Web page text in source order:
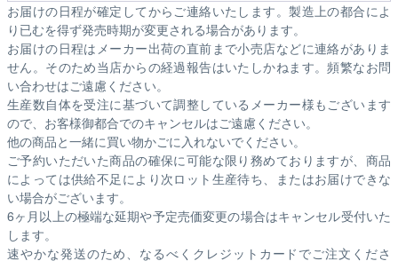
お届けの日程が確定してからご連絡いたします。製造上の都合によ
り已むを得ず発売時期が変更される場合があります。
お届けの日程はメーカー出荷の直前まで小売店などに連絡がありま
せん。そのため当店からの経過報告はいたしかねます。頻繁なお問
い合わせはご遠慮ください。
生産数自体を受注に基づいて調整しているメーカー様もございます
ので、お客様御都合でのキャンセルはご遠慮ください。
他の商品と一緒に買い物かごに入れないでください。
ご予約いただいた商品の確保に可能な限り務めておりますが、商品
によっては供給不足により次ロット生産待ち、またはお届けできな
い場合がございます。
6ヶ月以上の極端な延期や予定売価変更の場合はキャンセル受付いた
します。
速やかな発送のため、なるべくクレジットカードでご注文くださ